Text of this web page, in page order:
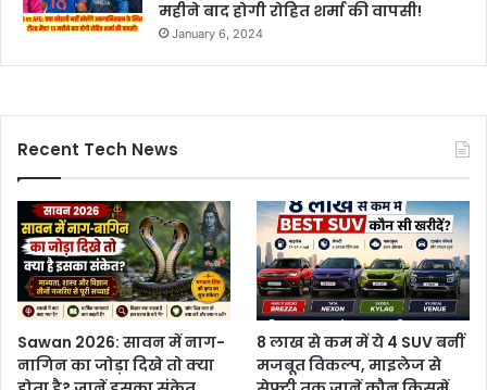
महीने बाद होगी रोहित शर्मा की वापसी!
January 6, 2024
Recent Tech News
Sawan 2026: सावन में नाग-
नागिन का जोड़ा दिखे तो क्या
8 लाख से कम में ये 4 SUV बनीं
मजबूत विकल्प, माइलेज से